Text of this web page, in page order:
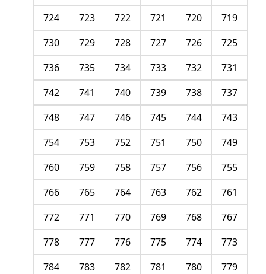
719
720
721
722
723
724
725
726
727
728
729
730
731
732
733
734
735
736
737
738
739
740
741
742
743
744
745
746
747
748
749
750
751
752
753
754
755
756
757
758
759
760
761
762
763
764
765
766
767
768
769
770
771
772
773
774
775
776
777
778
779
780
781
782
783
784